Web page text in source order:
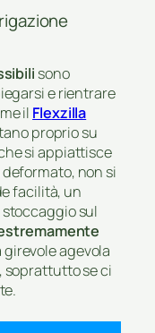
sono
e rientrare
il Flexzilla
proprio su
si appiattisce
non si
facilità, un
sul
agevola
se ci